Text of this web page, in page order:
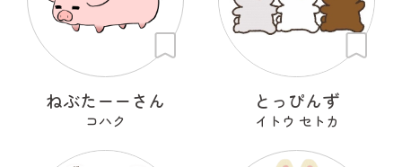
ねぶたーーさん
コハク
とっぴんず
イトウ セトカ